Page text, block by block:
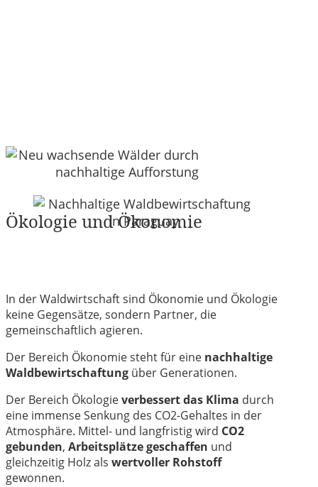
Ökologie und Ökonomie
In der Waldwirtschaft sind Ökonomie und Ökologie
keine Gegensätze, sondern Partner, die
gemeinschaftlich agieren.
Der Bereich Ökonomie steht für eine nachhaltige
Waldbewirtschaftung über Generationen.
Der Bereich Ökologieverbessert das Klima durch
eine immense Senkung des CO2-Gehaltes in der
Atmosphäre. Mittel- und langfristig wird CO2
gebunden, Arbeitsplätze geschaffen und
gleichzeitig Holz als wertvoller Rohstoff
gewonnen.